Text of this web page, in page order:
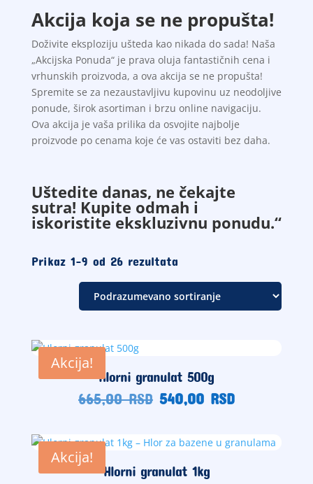
Akcija koja se ne propušta!
Doživite eksploziju ušteda kao nikada do sada! Naša
„Akcijska Ponuda“ je prava oluja fantastičnih cena i
vrhunskih proizvoda, a ova akcija se ne propušta!
Spremite se za nezaustavljivu kupovinu uz neodoljive
ponude, širok asortiman i brzu online navigaciju.
Ova akcija je vaša prilika da osvojite najbolje
proizvode po cenama koje će vas ostaviti bez daha.
Uštedite danas, ne čekajte
sutra! Kupite odmah i
iskoristite ekskluzivnu ponudu.“
Prikaz 1–9 od 26 rezultata
Akcija!
Hlorni granulat 500g
665,00RSD Originalna
bila:
RSD.
540,00RSDTrenutna
540,00
Akcija!
Hlorni granulat 1kg